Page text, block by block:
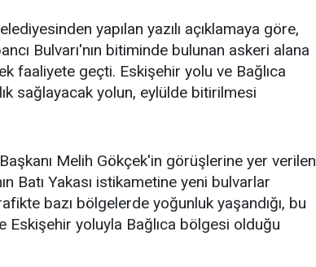
yapılan yazılı açıklamaya göre,
Bulvarı'nın bitiminde bulunan askeri alana
faaliyete geçti. Eskişehir yolu ve Bağlıca
sağlayacak yolun, eylülde bitirilmesi
Melih Gökçek'in görüşlerine yer verilen
Batı Yakası istikametine yeni bulvarlar
bazı bölgelerde yoğunluk yaşandığı, bu
Eskişehir yoluyla Bağlıca bölgesi olduğu